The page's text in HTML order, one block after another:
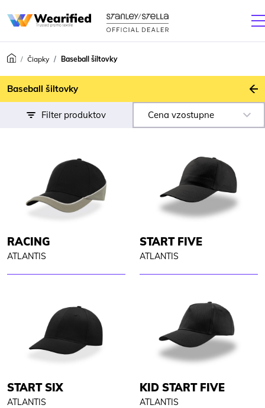
Čiapky Baseball šiltovky
Baseball šiltovky
Filter produktov Cena vzostupne
RACING
ATLANTIS
START FIVE
ATLANTIS
START SIX
ATLANTIS
KID START FIVE
ATLANTIS